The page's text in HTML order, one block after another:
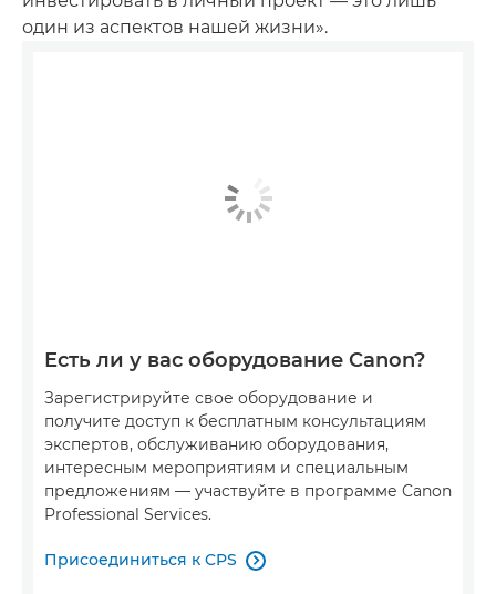
один из аспектов нашей жизни».
Есть ли у вас оборудование Canon?
Зарегистрируйте свое оборудование и
получите доступ к бесплатным консультациям
экспертов, обслуживанию оборудования,
интересным мероприятиям и специальным
предложениям — участвуйте в программе Canon
Professional Services.
Присоединиться к CPS 